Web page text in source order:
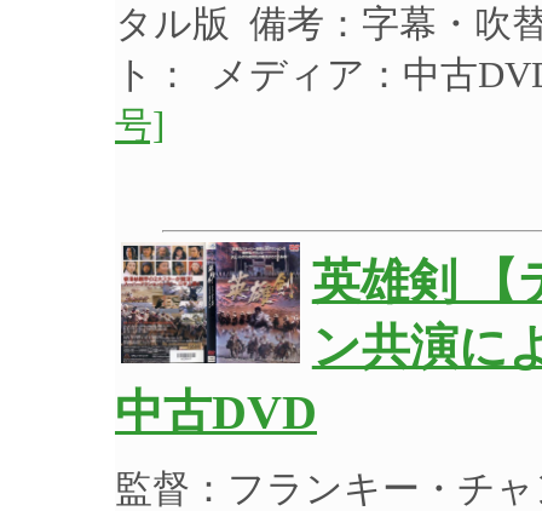
タル版 備考：字幕・吹
ト： メディア：中古
号]
英雄剣 【
ン共演に
中古DVD
監督：フランキー・チ